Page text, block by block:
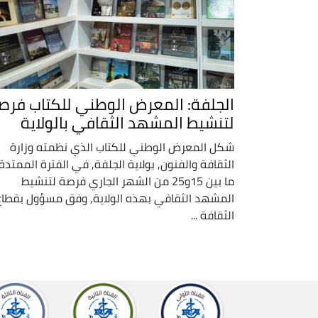
الجلفة: المعرض الوطني للكتاب
لتنشيط المشهد الثقافي بالولاية
شكل المعرض الوطني للكتاب الذي نظمته وزارة
الثقافة والفنون, بولاية الجلفة, في الفترة
ما بين 15و25 من الشهر الجاري فرصة لتنشيط
المشهد الثقافي بهذه الولاية, وفق مسؤول
الثقافة ...